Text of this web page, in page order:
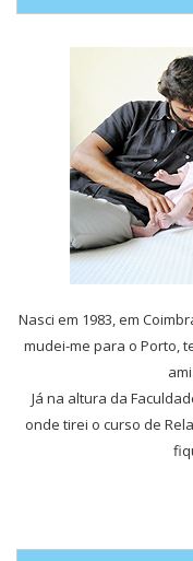
Nasci em 1983, em
mudei-me para o Porto,
Já na altura da
onde tirei o curso de